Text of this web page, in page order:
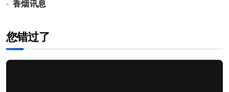
香烟讯息
您错过了